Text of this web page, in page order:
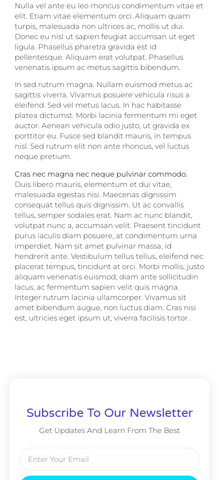
Nulla vel ante eu leo rhoncus condimentum vitae et
elit. Etiam vitae elementum orci. Aliquam quam
turpis, malesuada non ultrices ac, mollis ut dui.
Donec eu nisl ut sapien feugiat accumsan ut eget
ligula. Phasellus pharetra gravida est id
pellentesque. Aliquam erat volutpat. Phasellus
venenatis ipsum ac metus sagittis bibendum.
In sed rutrum magna. Nullam euismod metus ac
sagittis viverra. Vivamus posuere vehicula risus a
eleifend. Sed vel metus lacus. In hac habitasse
platea dictumst. Morbi lacinia fermentum mi eget
auctor. Aenean vehicula odio justo, ut gravida ex
porttitor eu. Fusce sed blandit mauris, in tempus
nisl. Sed rutrum elit non ante rhoncus, vel luctus
neque pretium.
Cras nec magna nec neque pulvinar commodo.
Duis libero mauris, elementum et dui vitae,
malesuada egestas nisi. Maecenas dignissim
consequat tellus quis dignissim. Ut ac convallis
tellus, semper sodales erat. Nam ac nunc blandit,
volutpat nunc a, accumsan velit. Praesent tincidunt
purus iaculis diam posuere, at condimentum urna
imperdiet. Nam sit amet pulvinar massa, id
hendrerit ante. Vestibulum tellus tellus, eleifend nec
placerat tempus, tincidunt at orci. Morbi mollis, justo
aliquam venenatis euismod, diam ante sollicitudin
lacus, ac fermentum sapien velit quis magna.
Integer rutrum lacinia ullamcorper. Vivamus sit
amet bibendum augue, non luctus diam. Cras nisi
est, ultricies eget ipsum ut, viverra facilisis tortor.
Subscribe To Our Newsletter
Get Updates And Learn From The Best